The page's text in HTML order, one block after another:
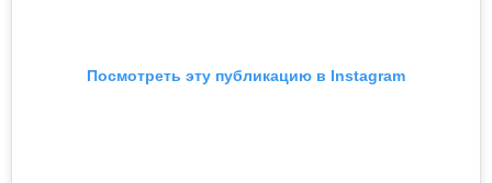
Посмотреть эту публикацию в Instagram